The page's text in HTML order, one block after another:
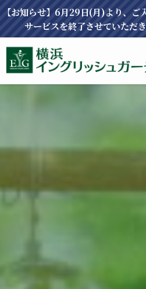
【お知らせ】6月29日(月)より、ご
サービスを終了させていた